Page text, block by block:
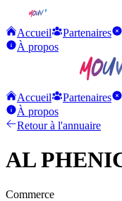
Accueil Partenaires
À propos
Accueil Partenaires
À propos
Retour à l'annuaire
AL
Commerce